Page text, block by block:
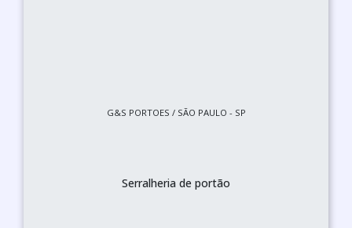
G&S PORTOES / SÃO PAULO - SP
Serralheria de portão